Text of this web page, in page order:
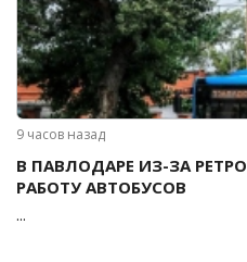
9 часов назад
В ПАВЛОДАРЕ ИЗ-ЗА
РАБОТУ АВТОБУСОВ
...